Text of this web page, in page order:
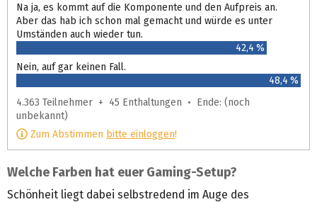
Na ja, es kommt auf die Komponente und den Aufpreis an.
Aber das hab ich schon mal gemacht und würde es unter
Umständen auch wieder tun.
42,4 %
Nein, auf gar keinen Fall.
48,4 %
4.363 Teilnehmer + 45 Enthaltungen • Ende: (noch
unbekannt)
Zum Abstimmen bitte einloggen!
Welche Farben hat euer Gaming-Setup?
Schönheit liegt dabei selbstredend im Auge des